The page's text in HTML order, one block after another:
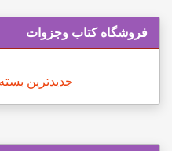
فروشگاه کتاب وجزوات
جدیدترین